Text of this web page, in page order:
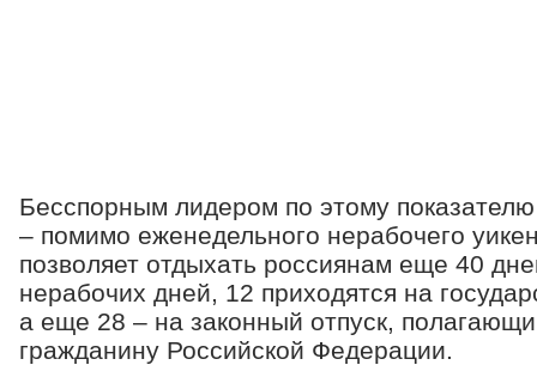
Бесспорным лидером по этому
– помимо еженедельного нерабочего
позволяет отдыхать россиянам еще 40
нерабочих дней, 12 приходятся на
а еще 28 – на законный отпуск,
гражданину Российской Федерации.